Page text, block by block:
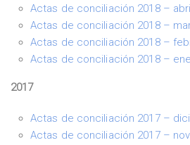
Actas de conciliación 2018 –
Actas de conciliación 2018 –
Actas de conciliación 2018 –
Actas de conciliación 2018 –
2017
Actas de conciliación 2017 –
Actas de conciliación 2017 –